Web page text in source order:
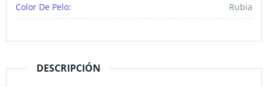
Color De Pelo: Rubia
DESCRIPCIÓN